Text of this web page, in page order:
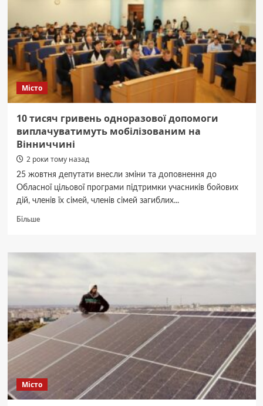
на
залізничному
вокзалі
Вінниці
Місто
10 тисяч гривень одноразової допомоги
виплачуватимуть мобілізованим на
Вінниччині
2 роки тому назад
25 жовтня депутати внесли зміни та доповнення до
Обласної цільової програми підтримки учасників бойових
дій, членів їх сімей, членів сімей загиблих...
БільшеДокладніше
тисяч
виплачуватимуть
мобілізованим
на
Вінниччині
Місто